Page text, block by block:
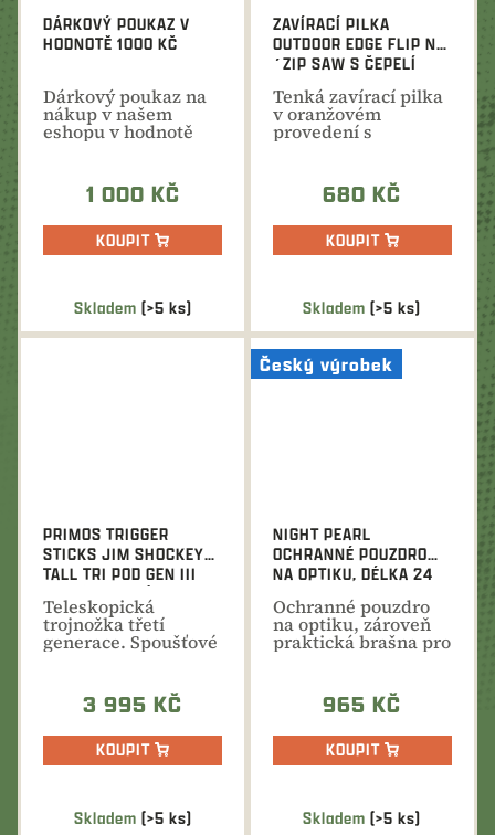
Skladem (>5 ks)
DÁRKOVÝ POUKAZ V
HODNOTĚ 1000 KČ
Dárkový poukaz na
nákup v našem
eshopu v hodnotě
1000 Kč. Ideální
1 000 KČ
KOUPIT
Skladem(>5 ks)
ZAVÍRACÍ PILKA
OUTDOOR EDGE FLIP N
´ZIP SAW S ČEPELÍ
Tenká zavírací pilka
v oranžovém
provedení s
kapesním klipem a
680 KČ
KOUPIT
Skladem (>5 ks)
PRIMOS TRIGGER
STICKS JIM SHOCKEY
TALL TRI POD GEN III
TELESKOPICKÁ
TROJNOŽKA
Teleskopická
trojnožka třetí
generace. Spoušťové
ovládání, tichý
3 995 KČ
KOUPIT
Český výrobek
Skladem(>5 ks)
NIGHT PEARL
OCHRANNÉ POUZDRO
NA OPTIKU, DÉLKA 24
Ochranné pouzdro
na optiku, zároveň
praktická brašna pro
přenos drobného...
965 KČ
KOUPIT